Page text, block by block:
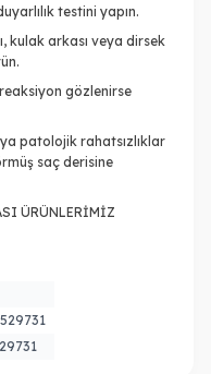
testini yapın.
kulak arkası veya dirsek
gözlenirse
patolojik rahatsızlıklar
saç derisine
ÜRÜNLERİMİZ